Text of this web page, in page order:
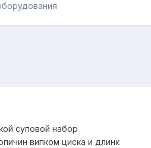
суповой набор
випком циска и длинк